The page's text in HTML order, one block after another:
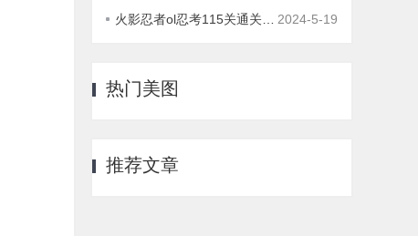
2024-5-19
火影忍者ol忍考115关通关攻略
热门美图
推荐文章